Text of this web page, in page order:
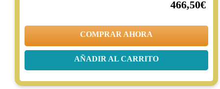
466,50€
COMPRAR AHORA
AÑADIR AL CARRITO